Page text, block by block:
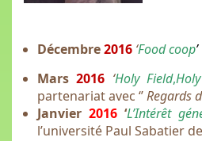
Décembre2016 ‘Food coop’
Mars2016 ‘Holy Field,
partenariat avec ‘’Regards
Janvier 2016‘L’Intérêt
l’université Paul Sabatier